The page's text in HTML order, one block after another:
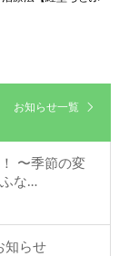
お知らせ一覧
〜季節の変
な…
知らせ